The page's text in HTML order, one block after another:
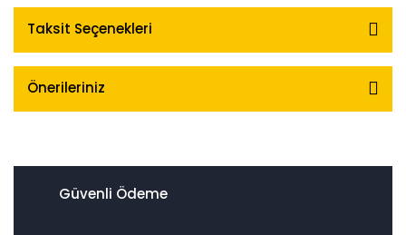
Taksit Seçenekleri
Önerileriniz
Güvenli Ödeme